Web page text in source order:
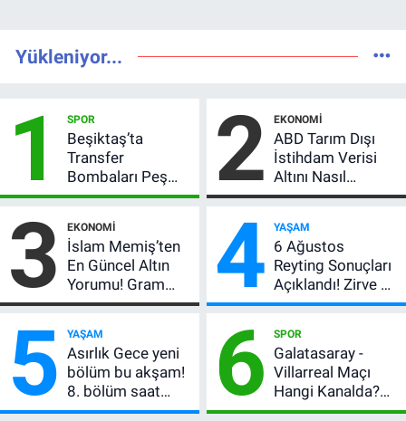
Yükleniyor...
1 SPOR
Beşiktaş’ta
Transfer
Bombaları Peş
Peşe! Adalı
Açıkladı, 5 Yıldız
Daha Listede
2 EKONOMI
ABD Tarım Dışı
İstihdam Verisi
Altını Nasıl
Etkiler? Çok Basit
3 EKONOMI
İslam Memiş’ten
En Güncel Altın
Yorumu! Gram
Altın İçin 6.350 TL
Beklentisi
Değişmedi
4 YAŞAM
6 Ağustos
Reyting Sonuçları
Açıklandı! Zirve El
Değiştirdi:
MasterChef'i
Geride Bıraktı
5 YAŞAM
Asırlık Gece yeni
bölüm bu akşam!
8. bölüm saat
kaçta, TRT 1 canlı
6 SPOR
Galatasaray -
Villarreal Maçı
Hangi Kanalda?
Hazırlık Maçı Ne